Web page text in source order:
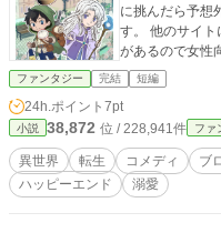
に挑んだら予想
す。 他のサイ
があるので女性
ファンタジー 完結 短編
24h.ポイント 7pt
小説 38,872 位 / 228,941件 ファ
異世界 転生 コメディ ブ
ハッピーエンド
溺愛